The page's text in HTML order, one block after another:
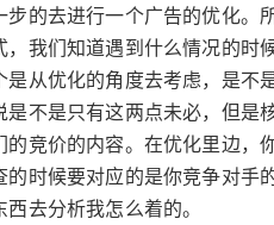
步的去进行一个广告的优化。
，我们知道遇到什么情况的时
是从优化的角度去考虑，是
是不是只有这两点未必，但是
竞价的内容。在优化里边，
的时候要对应的是你竞争对
去分析我怎么着的。